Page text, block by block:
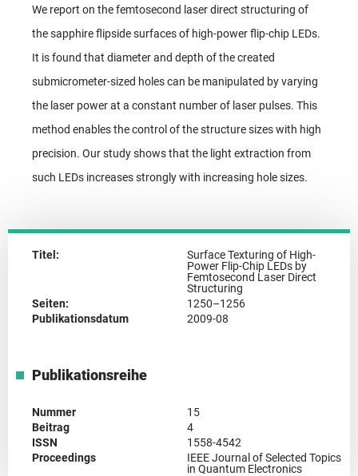
We report on the femtosecond laser direct structuring of
the sapphire flipside surfaces of high-power flip-chip LEDs.
It is found that diameter and depth of the created
submicrometer-sized holes can be manipulated by varying
the laser power at a constant number of laser pulses. This
method enables the control of the structure sizes with high
precision. Our study shows that the light extraction from
such LEDs increases strongly with increasing hole sizes.
Titel:
Surface Texturing of High-
Power Flip-Chip LEDs by
Femtosecond Laser Direct
Structuring
Seiten:
1250–1256
Publikationsdatum
2009-08
Publikationsreihe
Nummer
15
Beitrag
4
ISSN
1558-4542
Proceedings
IEEE Journal of Selected Topics
in Quantum Electronics